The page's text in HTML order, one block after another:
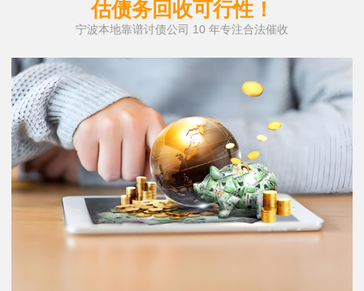
估债务回收可行性！
宁波本地靠谱讨债公司 10 年专注合法催收